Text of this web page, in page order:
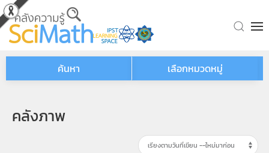
Skip to main content
ค้นหา เลือกหมวดหมู่
คลังภาพ